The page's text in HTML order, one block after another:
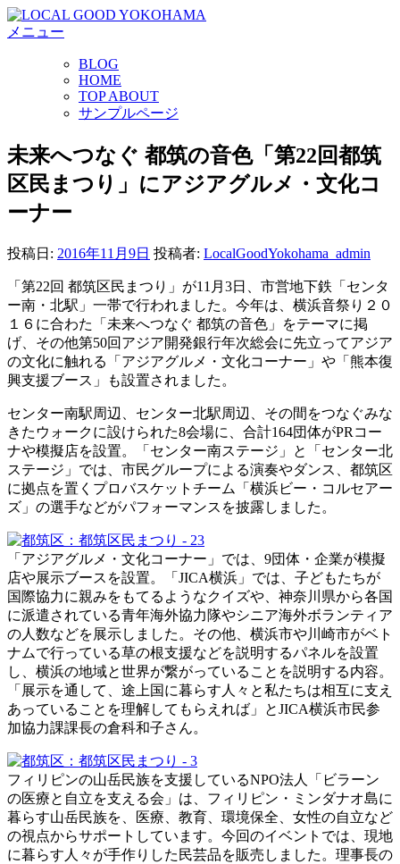
コ
ン
キ
ッ
プ
メニュー
BLOG
HOME
TOP ABOUT
サンプルページ
未来へつなぐ 都筑の音色「第22回都筑
区民まつり」にアジアグルメ・文化コ
ーナー
投稿日: 2016年11月9日 投稿者: LocalGoodYokohama_admin
「第22回 都筑区民まつり」が11月3日、市営地下鉄「センタ
ー南・北駅」一帯で行われました。今年は、横浜音祭り２０
１６に合わた「未来へつなぐ 都筑の音色」をテーマに掲
げ、その他第50回アジア開発銀行年次総会に先立ってアジア
の文化に触れる「アジアグルメ・文化コーナー」や「熊本復
興支援ブース」も設置されました。
センター南駅周辺、センター北駅周辺、その間をつなぐみな
きたウォークに設けられた8会場に、合計164団体がPRコー
ナや模擬店を設置。「センター南ステージ」と「センター北
ステージ」では、市民グループによる演奏やダンス、都筑区
に拠点を置くプロバスケットチーム「横浜ビー・コルセアー
ズ」の選手などがパフォーマンスを披露しました。
「アジアグルメ・文化コーナー」では、9団体・企業が模擬
店や展示ブースを設置。「JICA横浜」では、子どもたちが
国際協力に親みをもてるようなクイズや、神奈川県から各国
に派遣されている青年海外協力隊やシニア海外ボランティア
の人数などを展示しました。その他、横浜市や川崎市がベト
ナムで行っている草の根支援などを説明するパネルを設置
し、横浜の地域と世界が繋がっていることを説明する内容。
「展示を通して、途上国に暮らす人々と私たちは相互に支え
あっていることを理解してもらえれば」とJICA横浜市民参
加協力課課長の倉科和子さん。
フィリピンの山岳民族を支援しているNPO法人「ビラーン
の医療と自立を支える会」は、フィリピン・ミンダナオ島に
暮らす山岳民族を、医療、教育、環境保全、女性の自立など
の視点からサポートしています。今回のイベントでは、現地
に暮らす人々が手作りした民芸品を販売しました。理事長の